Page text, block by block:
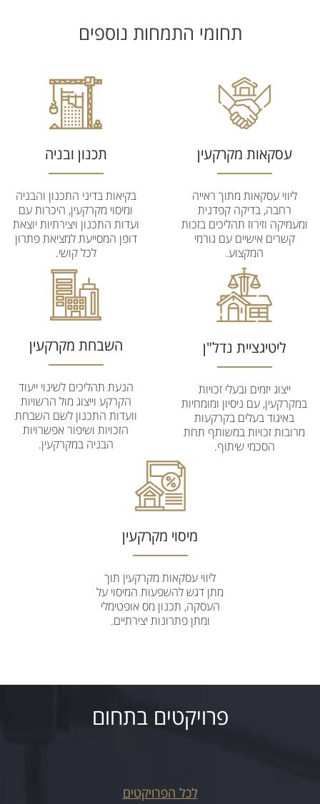
תחומי התמחות נוספים
עסקאות מקרקעין
ליווי עסקאות מתוך ראייה
רחבה, בדיקה קפדנית
ומעמיקה וזירוז תהליכים בזכות
קשרים אישיים עם גורמי
המקצוע.
תכנון ובניה
בקיאות בדיני התכנון והבניה
ומיסוי מקרקעין, היכרות עם
ועדות התכנון ויצירתיות יוצאת
דופן המסייעת למציאת פתרון
לכל קושי.
ליטיגציית נדל"ן
ייצוג יזמים ובעלי זכויות
במקרקעין, עם ניסיון ומומחיות
באיגוד בעלים בקרקעות
מרובות זכויות במשותף תחת
הסכמי שיתוף.
השבחת מקרקעין
הנעת תהליכים לשינוי ייעוד
הקרקע וייצוג מול הרשויות
וועדות התכנון לשם השבחת
הזכויות ושיפור אפשרויות
הבניה במקרקעין.
מיסוי מקרקעין
ליווי עסקאות מקרקעין תוך
מתן דגש להשפעות המיסוי על
העסקה, תכנון מס אופטימלי
ומתן פתרונות יצירתיים.
פרויקטים בתחום
לכל הפרויקטים